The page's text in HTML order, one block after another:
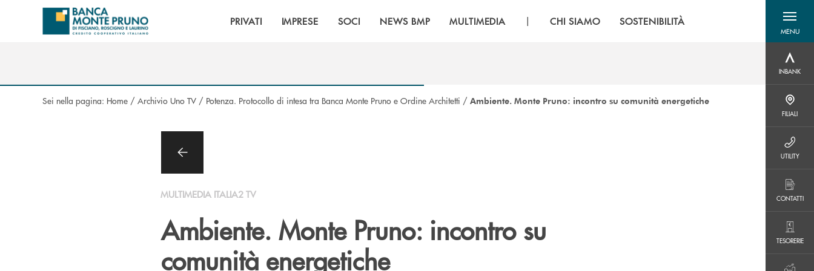
Salta al contenuto principale
PRIVATI IMPRESE SOCI NEWS BMP MULTIMEDIA | CHI SIAMO SOSTENIBILITÀ
MENU
menu
INBANK
FILIALI
UTILITY
CONTATTI
TESORERIE
Sei nella pagina: Home / Archivio Uno TV / Potenza. Protocollo di intesa tra Banca Monte Pruno e Ordine Architetti / Ambiente. Monte Pruno: incontro su comunità energetiche
MULTIMEDIA ITALIA2 TV
Ambiente. Monte Pruno: incontro su
comunità energetiche